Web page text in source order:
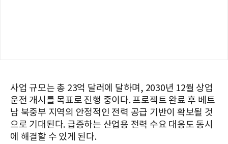
사업 규모는 총 23억 달러에 달하며, 2030년 12월 상업
운전 개시를 목표로 진행 중이다. 프로젝트 완료 후 베트
남 북중부 지역의 안정적인 전력 공급 기반이 확보될 것
으로 기대된다. 급증하는 산업용 전력 수요 대응도 동시
에 해결할 수 있게 된다.